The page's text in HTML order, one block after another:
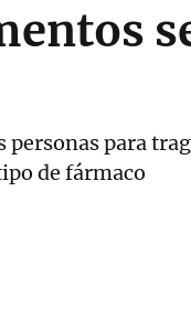
para
de fármaco